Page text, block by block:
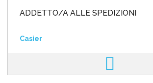
ADDETTO/A ALLE SPEDIZIONI
Casier